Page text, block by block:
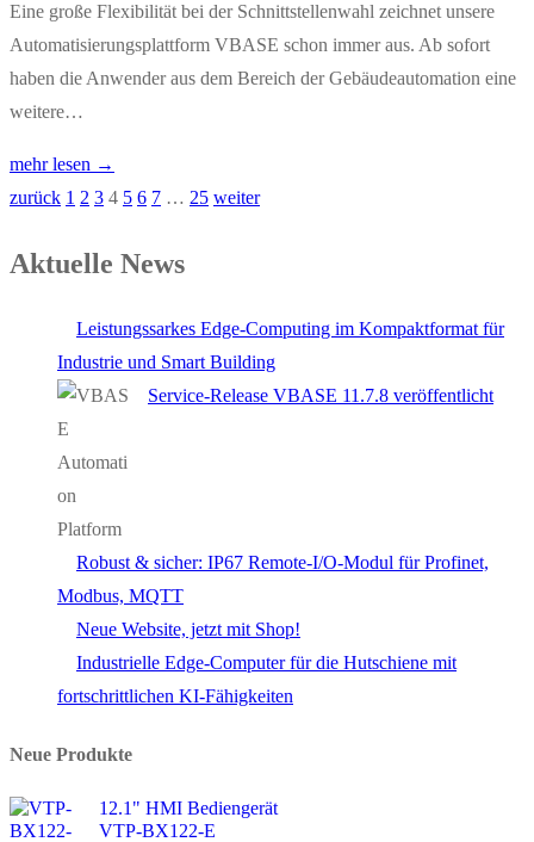
Eine große Flexibilität bei der Schnittstellenwahl zeichnet unsere
Automatisierungsplattform VBASE schon immer aus. Ab sofort
haben die Anwender aus dem Bereich der Gebäudeautomation eine
weitere…
mehr lesen →
Seitennummerierung
der
zurück 1 2 3 4 5 6 7 … 25 weiter
Aktuelle News
Leistungssarkes Edge-Computing im Kompaktformat für
Industrie und Smart Building
Service-Release VBASE 11.7.8 veröffentlicht
Robust & sicher: IP67 Remote-I/O-Modul für Profinet,
Modbus, MQTT
Neue Website, jetzt mit Shop!
Industrielle Edge-Computer für die Hutschiene mit
fortschrittlichen KI-Fähigkeiten
Neue Produkte
12.1" HMI Bediengerät
VTP-BX122-E